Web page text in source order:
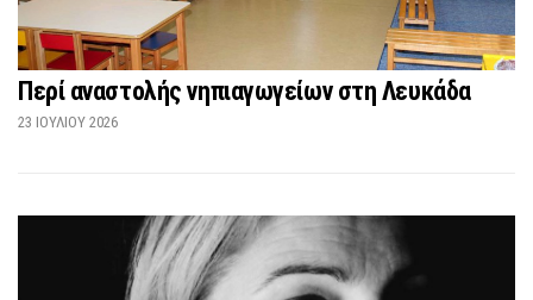
Περί αναστολής νηπιαγωγείων στη Λευκάδα
23 ΙΟΥΛΊΟΥ 2026